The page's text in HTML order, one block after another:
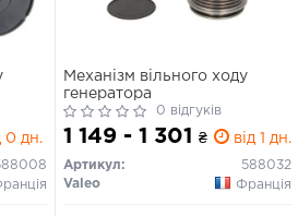
0 дн.
Механізм вільного ходу
генератора
0 відгуків
1 149 - 1 301 ₴ від 1 дн.
Артикул:
588032
Valeo
Франція